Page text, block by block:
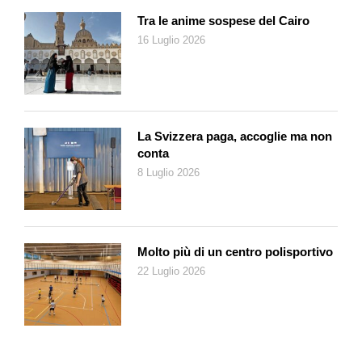
caratterizza il nostro periodo storico appare ormai legata a
doppio filo alla sua sbandieratissima connotazione di
cosiddetta «era digitale»; e forse i chatbot creati dai
programmatori non stanno facendo altro che ciò per cui sono
stati programmati – ovvero, divenire in tutto e per tutto dei
sostituti delle umane relazioni. Del resto, come dimostrano i
casi sopraccitati, è innegabile come le prolungate interazioni
con l’uomo stiano portando questi sistemi digitali a sviluppare
una natura sempre più duttile e adattabile, assumendo perfino
una propria personalità. Vi è, tuttavia, una grave incognita
all’interno dell’equazione: perché se è vero che gli sviluppatori
di software hanno corso un rischio calcolato decidendo di
«umanizzare» la nuova tecnologia al punto da renderla capace
di simulare emozioni (e da percepire i bisogni e desideri dei
vari utenti, così da adattarvisi di conseguenza) è altrettanto
vero che nessun programma al mondo può dotare un cervello
elettronico di un codice etico e morale – né ora, né,
Tra le anime sospese del Cairo
16 Luglio 2026
La Svizzera paga, accoglie ma non
conta
8 Luglio 2026
Molto più di un centro polisportivo
22 Luglio 2026